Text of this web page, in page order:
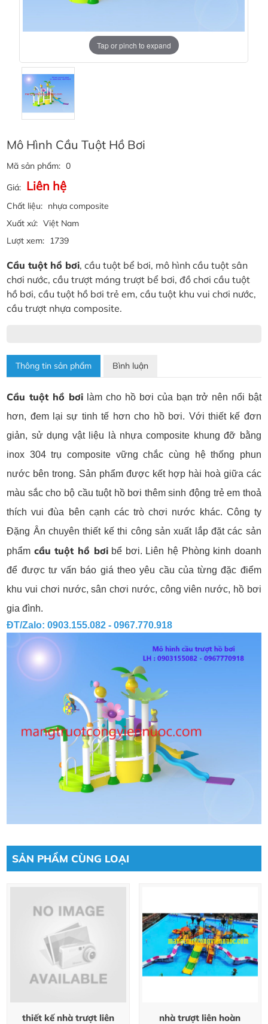
Tap or pinch to expand
Mô Hình Cầu Tuột Hồ Bơi
Mã sản phẩm: 0
Giá: Liên hệ
Chất liệu: nhựa composite
Xuất xứ: Việt Nam
Lượt xem: 1739
Cầu tuột hồ bơi, cầu tuột bể bơi, mô hình cầu tuột sân
chơi nước, cầu trượt máng trượt bể bơi, đồ chơi cầu tuột
hồ bơi, cầu tuột hồ bơi trẻ em, cầu tuột khu vui chơi nước,
cầu trượt nhựa composite.
Thông tin sản phẩm Bình luận
Cầu tuột hồ bơi làm cho hồ bơi của bạn trở nên nổi bật
hơn, đem lại sự tinh tế hơn cho hồ bơi. Với thiết kế đơn
giản, sử dụng vật liệu là nhựa composite khung đỡ bằng
inox 304 trụ composite vững chắc cùng hệ thống phun
nước bên trong. Sản phẩm được kết hợp hài hoà giữa các
màu sắc cho bộ cầu tuột hồ bơi thêm sinh động trẻ em thoả
thích vui đùa bên cạnh các trò chơi nước khác. Công ty
Đặng Ân chuyên thiết kế thi công sản xuất lắp đặt các sản
phẩm cầu tuột hồ bơibể bơi. Liên hệ Phòng kinh doanh
để được tư vấn báo giá theo yêu cầu của từng đặc điểm
khu vui chơi nước, sân chơi nước, công viên nước, hồ bơi
gia đình.
ĐT/Zalo: 0903.155.082 - 0967.770.918
SẢN PHẨM CÙNG LOẠI
thiết kế nhà trượt liên
nhà trượt liên hoàn